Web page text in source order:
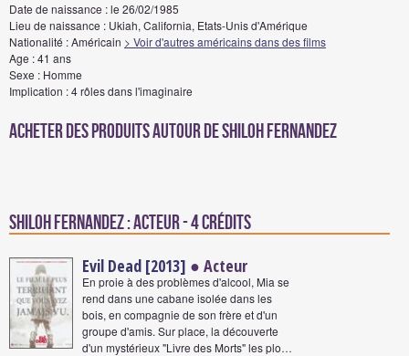
Date de naissance : le 26/02/1985
Lieu de naissance : Ukiah, California, Etats-Unis d'Amérique
Nationalité : Américain > Voir d'autres américains dans des films
Age : 41 ans
Sexe : Homme
Implication : 4 rôles dans l'imaginaire
Acheter des produits autour de Shiloh Fernandez
Shiloh Fernandez : Acteur - 4 crédits
Evil Dead [2013] ● Acteur
En proie à des problèmes d'alcool, Mia se
rend dans une cabane isolée dans les
bois, en compagnie de son frère et d'un
groupe d'amis. Sur place, la découverte
d'un mystérieux "Livre des Morts" les plo…